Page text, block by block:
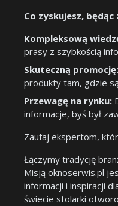
Co zyskujesz, będąc
Kompleksową
prasy z szybkością
Skuteczną promocję:
produkty tam, gdzie
Przewagę na rynku:
informacje, byś był
Zaufaj ekspertom,
Łączymy tradycję
Misją oknoserwis.pl
informacji i inspiracji
świecie stolarki